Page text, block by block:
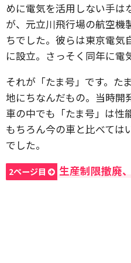
めに電気を活用しない手は
が、元立川飛行場の航空機
ちでした。彼らは東京電気
に設立。さっそく同年に電
それが「たま号」です。た
地にちなんだもの。当時開
車の中でも「たま号」は性
もちろん今の車と比べては
でした。
2ページ目 生産制限撤廃